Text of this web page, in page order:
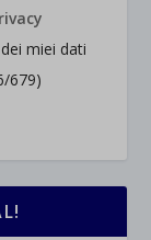
miei dati
679)